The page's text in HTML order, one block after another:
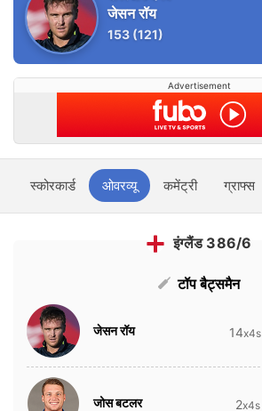
जेसन रॉय
153 (121)
Advertisement
स्कोरकार्ड ओवरव्यू कमेंट्री ग्राफ्स
इंग्लैंड 386/6
टॉप बैट्समैन
जेसन रॉय 14x4s
जोस बटलर 2x4s